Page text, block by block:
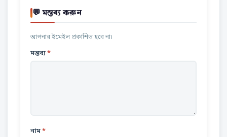
💬 মন্তব্য করুন
আপনার ইমেইল প্রকাশিত হবে না।
মন্তব্য*
নাম*